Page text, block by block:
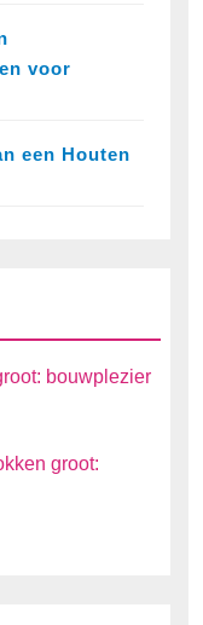
voor
een Houten
bouwplezier
groot: